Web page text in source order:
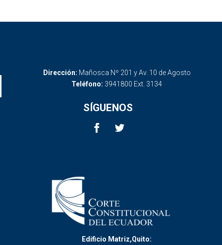
Dirección: Mañosca Nº 201 y Av. 10 de Agosto
Teléfono: 3941800 Ext. 3134
SÍGUENOS
Edificio Matriz,Quito: